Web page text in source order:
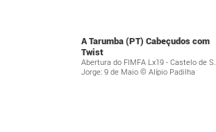
A Tarumba (PT) Cabeçudos com
Twist
Abertura do FIMFA Lx19 - Castelo de S.
Jorge: 9 de Maio © Alípio Padilha